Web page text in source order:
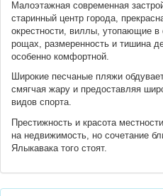
Малоэтажная современная
старинный центр города,
окрестности, виллы, утопающие
рощах, размеренность и тишина
особенно комфортной.
Широкие песчаные пляжи
смягчая жару и предоставляя
видов спорта.
Престижность и красота
на недвижимость, но сочетание
Ялыкавака того стоят.